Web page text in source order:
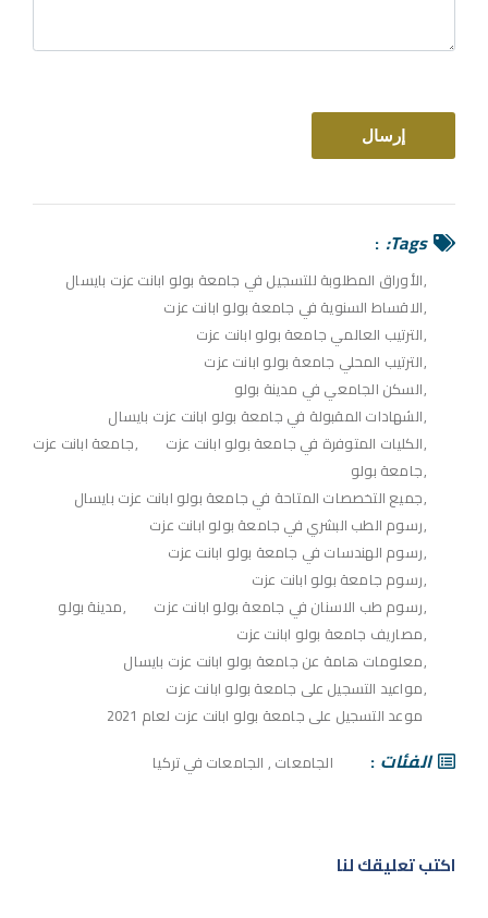
Tags:
الأوراق المطلوبة للتسجيل في جامعة بولو ابانت عزت بايسال
الاقساط السنوية في جامعة بولو ابانت عزت
الترتيب العالمي جامعة بولو ابانت عزت
الترتيب المحلي جامعة بولو ابانت عزت
السكن الجامعي في مدينة بولو
الشهادات المقبولة في جامعة بولو ابانت عزت بايسال
الكليات المتوفرة في جامعة بولو ابانت عزت
جامعة ابانت عزت
جامعة بولو
جميع التخصصات المتاحة في جامعة بولو ابانت عزت بايسال
رسوم الطب البشري في جامعة بولو ابانت عزت
رسوم الهندسات في جامعة بولو ابانت عزت
رسوم جامعة بولو ابانت عزت
رسوم طب الاسنان في جامعة بولو ابانت عزت
مدينة بولو
مصاريف جامعة بولو ابانت عزت
معلومات هامة عن جامعة بولو ابانت عزت بايسال
مواعيد التسجيل على جامعة بولو ابانت عزت
موعد التسجيل على جامعة بولو ابانت عزت لعام 2021
الفئات الجامعات , الجامعات في تركيا
اكتب تعليقك لنا